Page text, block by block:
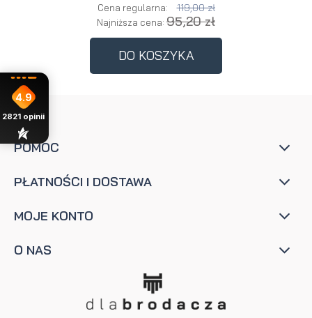
Cena regularna: 119,00 zł
Najniższa cena: 95,20 zł
DO KOSZYKA
POMOC
PŁATNOŚCI I DOSTAWA
MOJE KONTO
O NAS
4.9
2821 opinii